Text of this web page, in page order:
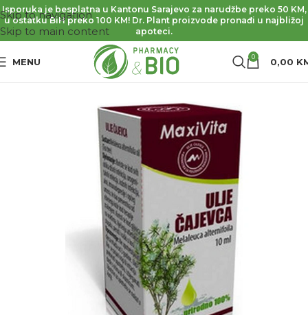
Skip to navigation
Skip to main content
Isporuka je besplatna u Kantonu Sarajevo za narudžbe preko 50 KM,
u ostatku BiH preko 100 KM! Dr. Plant proizvode pronađi u najbližoj
apoteci.
MENU 0 0,00